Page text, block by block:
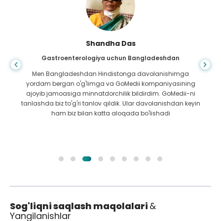
Shandha Das
Gastroenterologiya uchun Bangladeshdan
Men Bangladeshdan Hindistonga davolanishimga
yordam bergan o'g'limga va GoMedii kompaniyasining
ajoyib jamoasiga minnatdorchilik bildirdim. GoMedii-ni
tanlashda biz to'g'ri tanlov qildik. Ular davolanishdan keyin
ham biz bilan katta aloqada bo'lishadi
Sog'liqni saqlash maqolalari &
Yangilanishlar